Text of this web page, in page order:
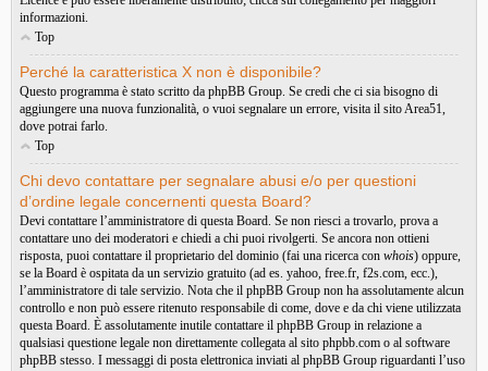
informazioni.
Top
Perché la caratteristica X non è disponibile?
Questo programma è stato scritto da phpBB Group. Se credi che ci sia bisogno di
aggiungere una nuova funzionalità, o vuoi segnalare un errore, visita il sitoArea51,
dove potrai farlo.
Top
Chi devo contattare per segnalare abusi e/o per questioni
d’ordine legale concernenti questa Board?
Devi contattare l’amministratore di questa Board. Se non riesci a trovarlo, prova a
contattare uno dei moderatori e chiedi a chi puoi rivolgerti. Se ancora non ottieni
risposta, puoi contattare il proprietario del dominio (fai una ricerca con whois) oppure,
se la Board è ospitata da un servizio gratuito (ad es. yahoo, free.fr, f2s.com, ecc.),
l’amministratore di tale servizio. Nota che il phpBB Group non ha assolutamente alcun
controllo e non può essere ritenuto responsabile di come, dove e da chi viene utilizzata
questa Board. È assolutamente inutile contattare il phpBB Group in relazione a
qualsiasi questione legale non direttamente collegata al sito phpbb.com o al software
phpBB stesso. I messaggi di posta elettronica inviati al phpBB Group riguardanti l’uso